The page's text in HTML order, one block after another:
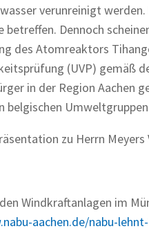
verunreinigt
Dennoch
des Atomreaktors
(UVP) gemäß
in der Region Aachen
belgischen
zu Herrn Meyers
Windkraftanlagen im
aachen.de/nabu-